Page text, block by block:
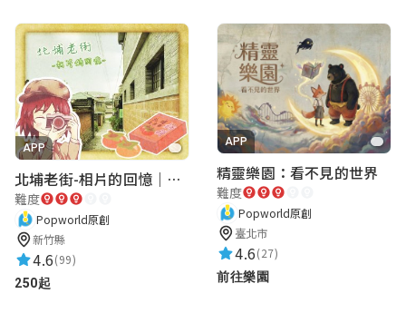
APP
北埔老街-相片的回憶｜新竹老街城市解謎
難度
Popworld原創
新竹縣
4.6(99)
250起
APP
精靈樂園：看不見的世界
難度
Popworld原創
臺北市
4.6(27)
前往樂園